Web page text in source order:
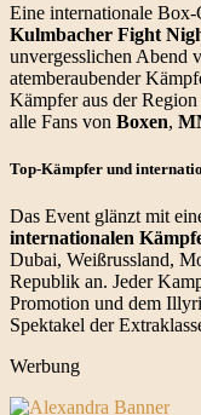
Eine internationale
Kulmbacher Fight
unvergesslichen Abend
atemberaubender
Kämpfer aus der
alle Fans von Boxen,
Top-Kämpfer und
Das Event glänzt mit
internationalen
Dubai, Weißrussland,
Republik an. Jeder
Promotion und dem
Spektakel der
Werbung